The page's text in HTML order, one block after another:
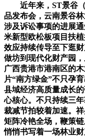
近年来，ST景谷（
品发布会，云南景谷
涉及诉讼事项的进展
米新型欧松板项目扶
效应持续传导至下逛
做坊到现代化财产园
广西贵港市港南区的
片“南方绿金”不只孕
县域经济高质量成长
心核心。不只持续三
裁减节拍较着加速。
矩阵冷艳全场，鞭策
悄悄书写着一场林业